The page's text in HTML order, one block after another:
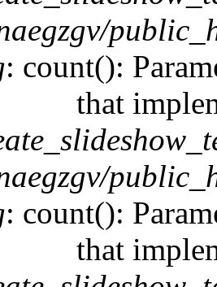
: count():
that
: count():
that